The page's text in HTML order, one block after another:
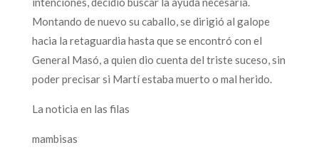
Montando de nuevo su caballo, se dirigió al galope
hacia la retaguardia hasta que se encontró con el
General Masó, a quien dio cuenta del triste suceso, sin
poder precisar si Martí estaba muerto o mal herido.
La noticia en las filas
mambisas